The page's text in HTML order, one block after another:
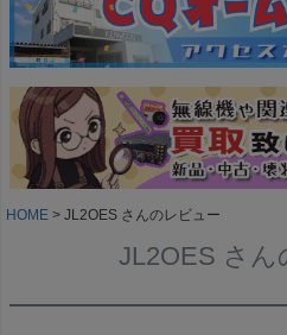
HOME JL2OES さんのレビュー
JL2OES さん